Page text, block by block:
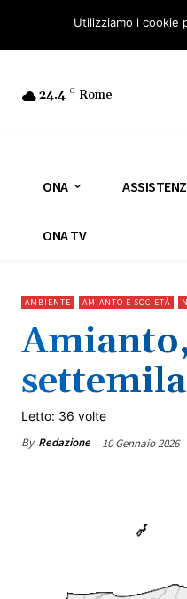
Osservatorio Nazionale Amianto:
24.4 C Rome
ONA
ONA TV
AMBIENTE AMIANTO E SOCIETÀ
Letto: 36 volte
By Redazione 10 Gennaio 2026
Utilizziamo i cookie